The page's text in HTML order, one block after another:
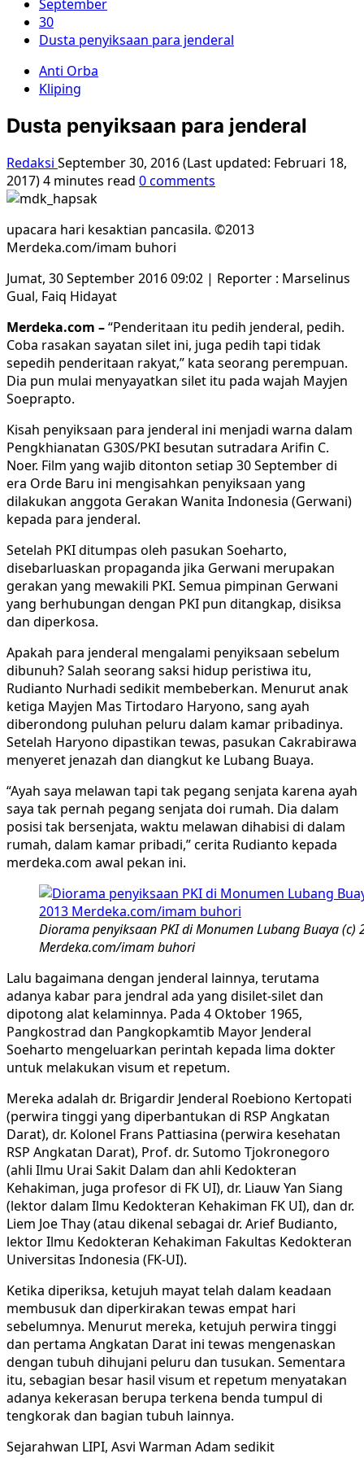
September
30
Dusta penyiksaan para jenderal
Anti Orba
Kliping
Dusta penyiksaan para jenderal
Redaksi September 30, 2016 (Last updated: Februari 18,
2017)4 minutes read 0 comments
upacara hari kesaktian pancasila. ©2013
Merdeka.com/imam buhori
Jumat, 30 September 2016 09:02 | Reporter : Marselinus
Gual, Faiq Hidayat
Merdeka.com –“Penderitaan itu pedih jenderal, pedih.
Coba rasakan sayatan silet ini, juga pedih tapi tidak
sepedih penderitaan rakyat,” kata seorang perempuan.
Dia pun mulai menyayatkan silet itu pada wajah Mayjen
Soeprapto.
Kisah penyiksaan para jenderal ini menjadi warna dalam
Pengkhianatan G30S/PKI besutan sutradara Arifin C.
Noer. Film yang wajib ditonton setiap 30 September di
era Orde Baru ini mengisahkan penyiksaan yang
dilakukan anggota Gerakan Wanita Indonesia (Gerwani)
kepada para jenderal.
Setelah PKI ditumpas oleh pasukan Soeharto,
disebarluaskan propaganda jika Gerwani merupakan
gerakan yang mewakili PKI. Semua pimpinan Gerwani
yang berhubungan dengan PKI pun ditangkap, disiksa
dan diperkosa.
Apakah para jenderal mengalami penyiksaan sebelum
dibunuh? Salah seorang saksi hidup peristiwa itu,
Rudianto Nurhadi sedikit membeberkan. Menurut anak
ketiga Mayjen Mas Tirtodaro Haryono, sang ayah
diberondong puluhan peluru dalam kamar pribadinya.
Setelah Haryono dipastikan tewas, pasukan Cakrabirawa
menyeret jenazah dan diangkut ke Lubang Buaya.
“Ayah saya melawan tapi tak pegang senjata karena ayah
saya tak pernah pegang senjata doi rumah. Dia dalam
posisi tak bersenjata, waktu melawan dihabisi di dalam
rumah, dalam kamar pribadi,” cerita Rudianto kepada
merdeka.com awal pekan ini.
Diorama penyiksaan PKI di Monumen Lubang Buaya (c)
Merdeka.com/imam buhori
Lalu bagaimana dengan jenderal lainnya, terutama
adanya kabar para jendral ada yang disilet-silet dan
dipotong alat kelaminnya. Pada 4 Oktober 1965,
Pangkostrad dan Pangkopkamtib Mayor Jenderal
Soeharto mengeluarkan perintah kepada lima dokter
untuk melakukan visum et repetum.
Mereka adalah dr. Brigardir Jenderal Roebiono Kertopati
(perwira tinggi yang diperbantukan di RSP Angkatan
Darat), dr. Kolonel Frans Pattiasina (perwira kesehatan
RSP Angkatan Darat), Prof. dr. Sutomo Tjokronegoro
(ahli Ilmu Urai Sakit Dalam dan ahli Kedokteran
Kehakiman, juga profesor di FK UI), dr. Liauw Yan Siang
(lektor dalam Ilmu Kedokteran Kehakiman FK UI), dan dr.
Liem Joe Thay (atau dikenal sebagai dr. Arief Budianto,
lektor Ilmu Kedokteran Kehakiman Fakultas Kedokteran
Universitas Indonesia (FK-UI).
Ketika diperiksa, ketujuh mayat telah dalam keadaan
membusuk dan diperkirakan tewas empat hari
sebelumnya. Menurut mereka, ketujuh perwira tinggi
dan pertama Angkatan Darat ini tewas mengenaskan
dengan tubuh dihujani peluru dan tusukan. Sementara
itu, sebagian besar hasil visum et repetum menyatakan
adanya kekerasan berupa terkena benda tumpul di
tengkorak dan bagian tubuh lainnya.
Sejarahwan LIPI, Asvi Warman Adam sedikit